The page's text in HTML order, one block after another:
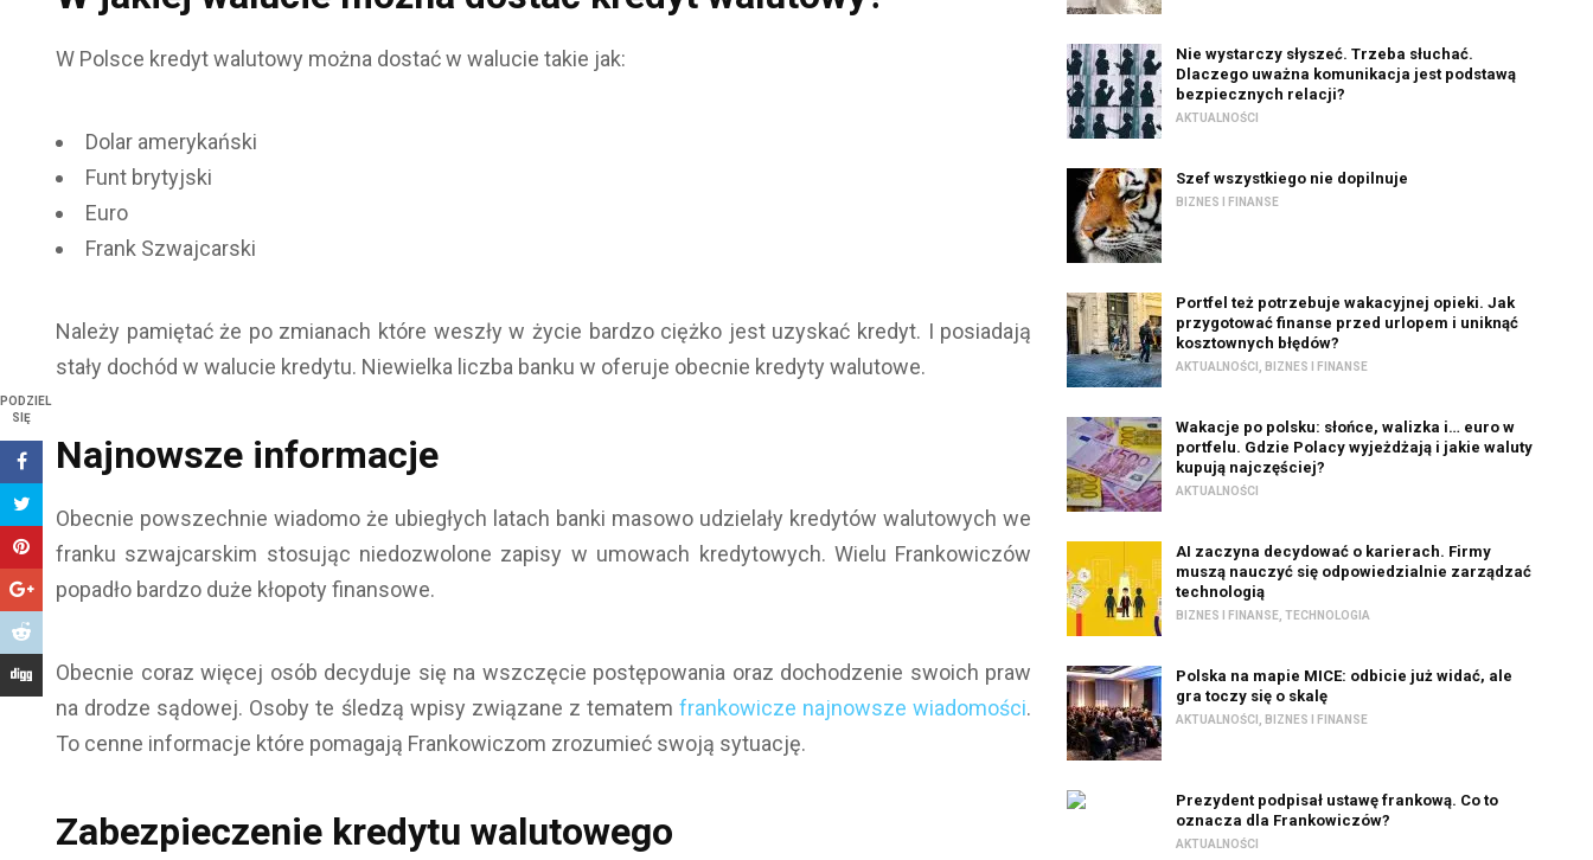
PODZIEL
SIĘ
W Polsce kredyt walutowy można dostać w walucie takie jak:
Dolar amerykański
Funt brytyjski
Euro
Frank Szwajcarski
Należy pamiętać że po zmianach które weszły w życie bardzo ciężko jest uzyskać kredyt. I posiadają
stały dochód w walucie kredytu. Niewielka liczba banku w oferuje obecnie kredyty walutowe.
Najnowsze informacje
Obecnie powszechnie wiadomo że ubiegłych latach banki masowo udzielały kredytów walutowych we
franku szwajcarskim stosując niedozwolone zapisy w umowach kredytowych. Wielu Frankowiczów
popadło bardzo duże kłopoty finansowe.
Obecnie coraz więcej osób decyduje się na wszczęcie postępowania oraz dochodzenie swoich praw
na drodze sądowej. Osoby te śledzą wpisy związane z tematemfrankowicze najnowsze wiadomości.
To cenne informacje które pomagają Frankowiczom zrozumieć swoją sytuację.
Zabezpieczenie kredytu walutowego
Nie wystarczy słyszeć. Trzeba słuchać.
Dlaczego uważna komunikacja jest podstawą
bezpiecznych relacji?
AKTUALNOŚCI
Szef wszystkiego nie dopilnuje
BIZNES I FINANSE
Portfel też potrzebuje wakacyjnej opieki. Jak
przygotować finanse przed urlopem i uniknąć
kosztownych błędów?
AKTUALNOŚCI BIZNES I FINANSE
Wakacje po polsku: słońce, walizka i… euro w
portfelu. Gdzie Polacy wyjeżdżają i jakie waluty
kupują najczęściej?
AKTUALNOŚCI
AI zaczyna decydować o karierach. Firmy
muszą nauczyć się odpowiedzialnie zarządzać
technologią
BIZNES I FINANSE ,TECHNOLOGIA
Polska na mapie MICE: odbicie już widać, ale
gra toczy się o skalę
AKTUALNOŚCI BIZNES I FINANSE
Prezydent podpisał ustawę frankową. Co to
oznacza dla Frankowiczów?
AKTUALNOŚCI